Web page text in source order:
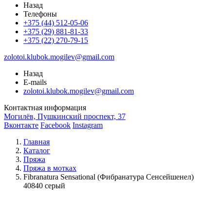
Назад
Телефоны
+375 (44) 512-05-06
+375 (29) 881-81-33
+375 (22) 270-79-15
zolotoi.klubok.mogilev@gmail.com
Назад
E-mails
zolotoi.klubok.mogilev@gmail.com
Контактная информация
Могилёв, Пушкинский проспект, 37
Вконтакте Facebook Instagram
Главная
Каталог
Пряжа
Пряжа в мотках
Fibranatura Sensational (Фибранатура Сенсейшенел)
40840 серый